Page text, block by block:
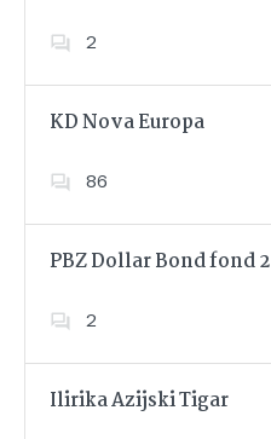
2
KD Nova Europa
86
PBZ Dollar Bond fond 2
2
Ilirika Azijski Tigar